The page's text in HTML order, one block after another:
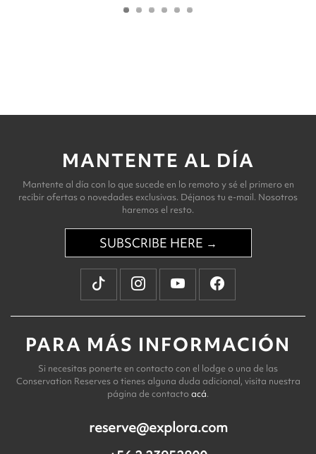
MANTENTE AL DÍA
Mantente al día con lo que sucede en lo remoto y sé el primero en
recibir ofertas o novedades exclusivas. Déjanos tu e-mail. Nosotros
haremos el resto.
SUBSCRIBE HERE →
PARA MÁS INFORMACIÓN
Si necesitas ponerte en contacto con el lodge o una de las
Conservation Reserves o tienes alguna duda adicional, visita nuestra
página de contactoacá.
reserve@explora.com